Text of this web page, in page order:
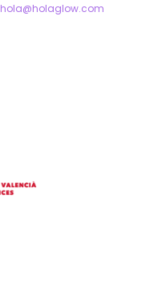
hola@holaglow.com